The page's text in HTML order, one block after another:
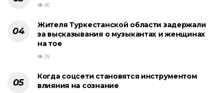
40
Жителя Туркестанской области задержали
за высказывания о музыкантах и женщинах
на тое
39
Когда соцсети становятся инструментом
влияния на сознание